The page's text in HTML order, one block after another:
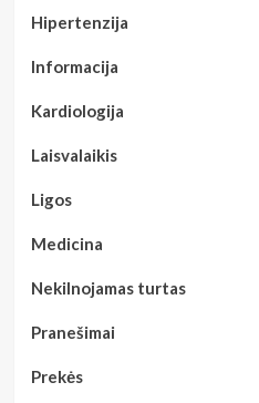
Hipertenzija
Informacija
Kardiologija
Laisvalaikis
Ligos
Medicina
Nekilnojamas turtas
Pranešimai
Prekės